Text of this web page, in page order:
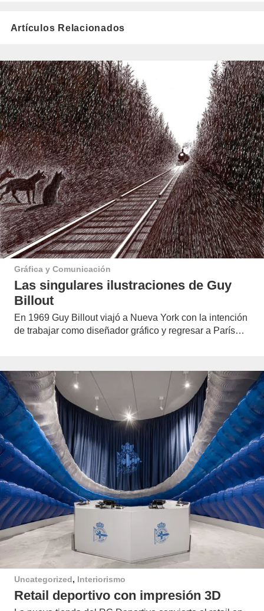
Artículos Relacionados
Gráfica y Comunicación
Las singulares ilustraciones de Guy
Billout
En 1969 Guy Billout viajó a Nueva York con la intención
de trabajar como diseñador gráfico y regresar a París…
Uncategorized, Interiorismo
Retail deportivo con impresión 3D